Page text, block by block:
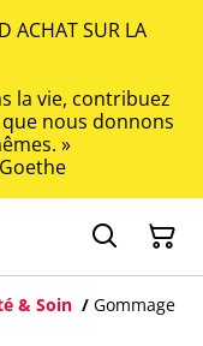
ACHAT SUR LA
la vie, contribuez
nous donnons
»
& Soin / Gommage